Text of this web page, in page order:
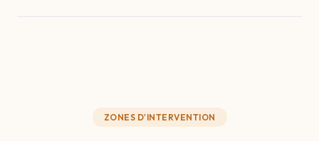
ZONES D'INTERVENTION